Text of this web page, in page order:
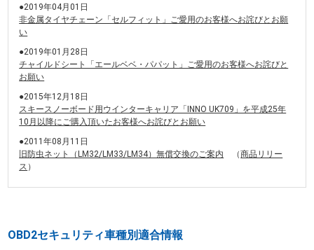
●2019年04月01日
非金属タイヤチェーン「セルフィット」ご愛用のお客様へお詫びとお願
い
●2019年01月28日
チャイルドシート「エールベベ・パパット」ご愛用のお客様へお詫びと
お願い
●2015年12月18日
スキースノーボード用ウインターキャリア「INNO UK709」を平成25年
10月以降にご購入頂いたお客様へお詫びとお願い
●2011年08月11日
旧防虫ネット（LM32/LM33/LM34）無償交換のご案内 （商品リリー
ス ）
OBD2セキュリティ車種別適合情報